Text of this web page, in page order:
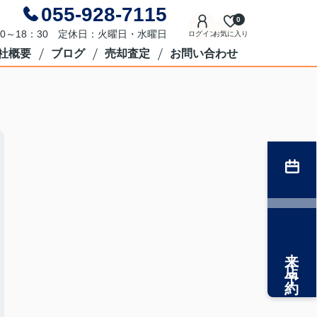
055-928-7115
～18：30 定休日：火曜日・水曜日 ログインお気に入り
0
概要 ブログ 売却査定 お問い合わせ
来店予約